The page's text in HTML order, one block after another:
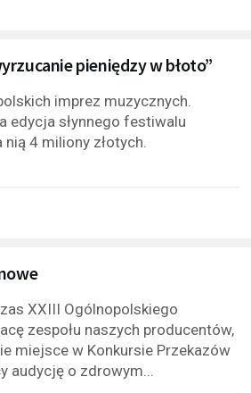
pieniędzy w błoto”
imprez muzycznych.
edycja słynnego festiwalu
4 miliony złotych.
XXIII Ogólnopolskiego
zespołu naszych producentów,
miejsce w Konkursie Przekazów
audycję o zdrowym...